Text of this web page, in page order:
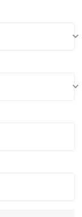
keyboard_arrow_down
keyboard_arrow_down